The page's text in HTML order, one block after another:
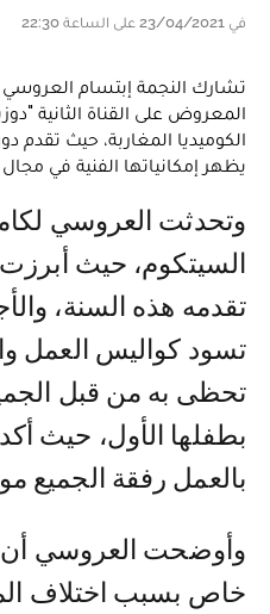
في 23/04/2021 على الساعة 22:30
تشارك النجمة إبتسام
المعروض على القناة الثانية
الكوميديا المغاربة، حيث تقدم
يظهر إمكانياتها الفنية في مجال
وتحدثت العروسي لكاميرا Le360 أثناء تصوير
السيتكوم، حيث
تقدمه هذه السنة،
تسود كواليس العمل
تحظى به من قبل
بطفلها الأول، حيث
بالعمل رفقة الجميع
وأوضحت العروسي أن
خاص بسبب اختلاف